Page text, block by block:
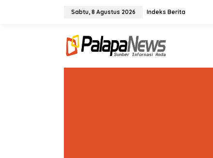
Sabtu, 8 Agustus 2026 Indeks Berita